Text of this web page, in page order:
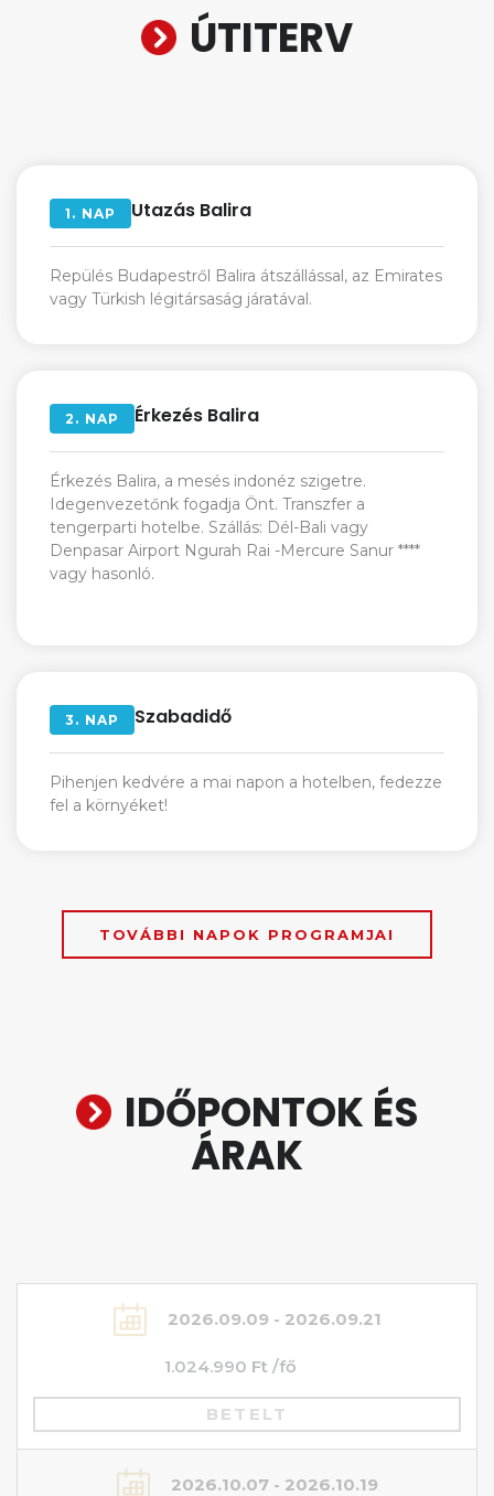
ÚTITERV
1. NAP Utazás Balira
Repülés Budapestről Balira átszállással, az Emirates
vagy Türkish légitársaság járatával.
2. NAP Érkezés Balira
Érkezés Balira, a mesés indonéz szigetre.
Idegenvezetőnk fogadja Önt. Transzfer a
tengerparti hotelbe. Szállás: Dél-Bali vagy
Denpasar Airport Ngurah Rai -Mercure Sanur ****
vagy hasonló.
3. NAP Szabadidő
Pihenjen kedvére a mai napon a hotelben, fedezze
fel a környéket!
TOVÁBBI NAPOK PROGRAMJAI
IDŐPONTOK ÉS
ÁRAK
2026.09.09 - 2026.09.21
1.024.990 Ft /fő
BETELT
2026.10.07 - 2026.10.19